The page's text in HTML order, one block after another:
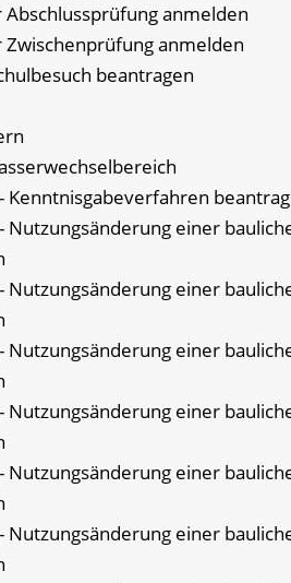
anmelden
anmelden
beantragen
Kenntnisgabeverfahren
Nutzungsänderung einer
Nutzungsänderung einer
Nutzungsänderung einer
Nutzungsänderung einer
Nutzungsänderung einer
Nutzungsänderung einer